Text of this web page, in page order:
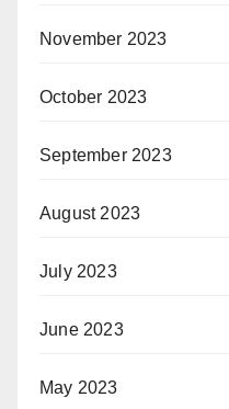
November 2023
October 2023
September 2023
August 2023
July 2023
June 2023
May 2023